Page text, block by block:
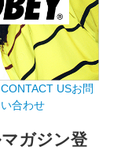
CONTACT USお問
い合わせ
ガジン登